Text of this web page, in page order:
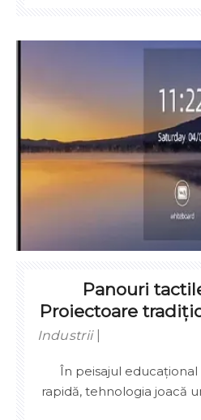
inchi, care devin acum
sunt mult mai mult decât
instrumente de învățare
care îmbină
imagini de definiție ultra-
operare multitasking și
Panouri
Proiectoare
Industrii
În peisajul
rapidă, tehnologia joacă